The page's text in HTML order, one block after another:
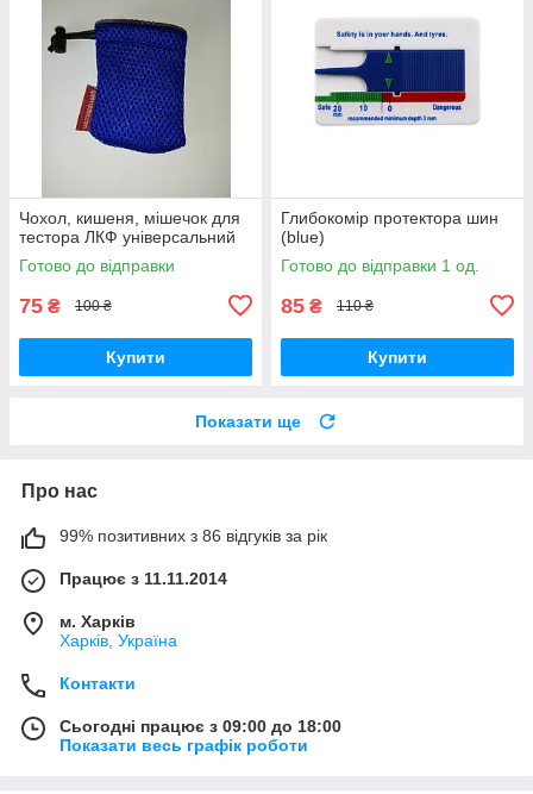
Чохол, кишеня, мішечок для
тестора ЛКФ універсальний
Готово до відправки
75 ₴ 100 ₴
Купити
Глибокомір протектора шин
(blue)
Готово до відправки 1 од.
85 ₴ 110 ₴
Купити
Показати ще
Про нас
99% позитивних з 86 відгуків за рік
Працює з 11.11.2014
м. Харків
Харків, Україна
Контакти
Сьогодні працює з 09:00 до 18:00
Показати весь графік роботи